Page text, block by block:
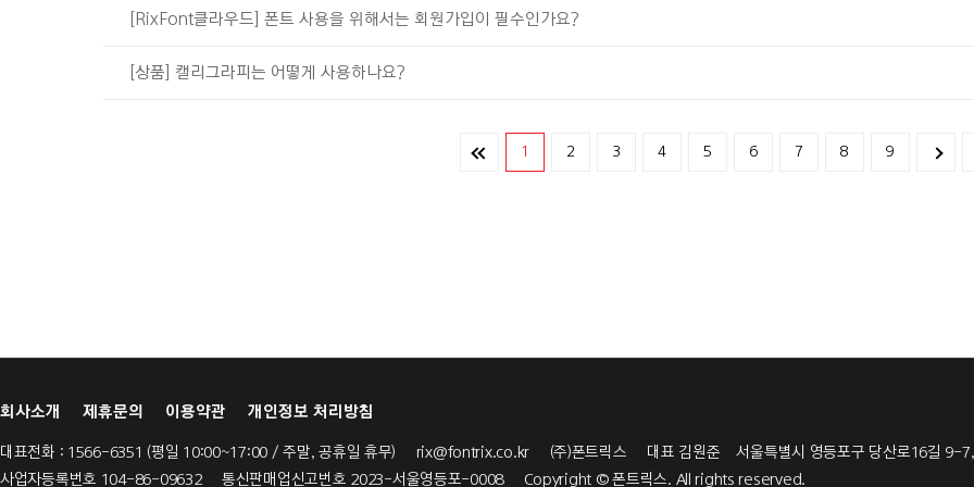
[RixFont클라우드] 폰트 사용을 위해서는 회원가입이 필수인가요?
[상품] 캘리그라피는 어떻게 사용하나요?
1 2 3 4 5 6 7 8 9
회사소개 제휴문의 이용약관 개인정보 처리방침
대표전화 : 1566-6351 (평일 10:00~17:00 / 주말, 공휴일 휴무) rix@fontrix.co.kr(주)폰트릭스 대표 김원준서울특별시 영등포구 당산로16길 9-
사업자등록번호 104-86-09632 통신판매업신고번호 2023-서울영등포-0008 Copyright © 폰트릭스. All rights reserved.